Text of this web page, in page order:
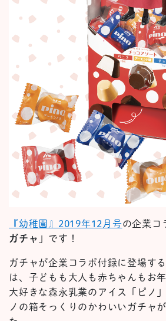
『幼稚園』2019年12月号の企業コ
ガチャ 」です！
ガチャが企業コラボ付録に登場す
は、子どもも大人も赤ちゃんもお
大好きな森永乳業のアイス「ピノ
ノの箱そっくりのかわいいガチャ